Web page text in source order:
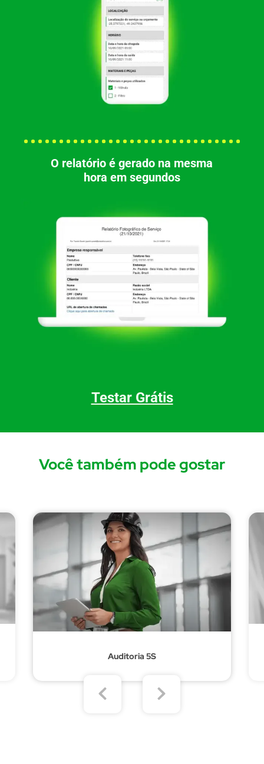
O relatório é gerado na mesma
hora em segundos
Testar Grátis
Você também pode gostar
Auditoria 5S